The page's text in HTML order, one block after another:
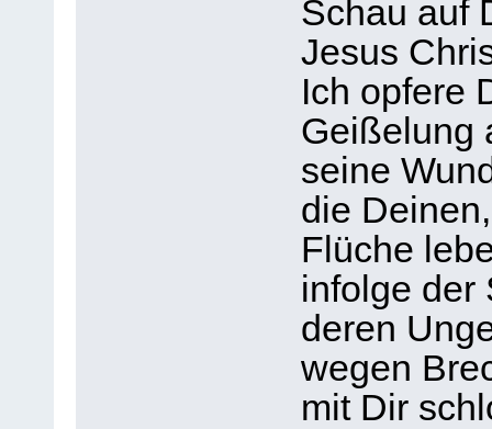
Schau auf
Jesus
Ich opfere
Geißelung
seine
die
Flüche
infolge der
deren
wegen
mit Dir